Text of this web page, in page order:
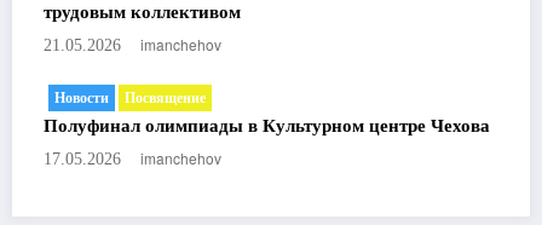
трудовым коллективом
21.05.2026 imanchehov
Новости Посвящение
Полуфинал олимпиады в Культурном центре Чехова
17.05.2026 imanchehov